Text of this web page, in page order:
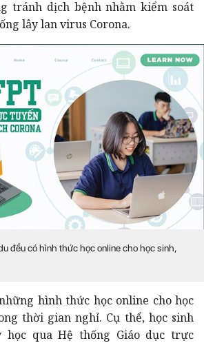
tránh dịch bệnh nhằm kiểm soát
lây lan virus Corona.
đều có hình thức học online cho học sinh,
hình thức học online cho học
thời gian nghỉ. Cụ thể, học sinh
học qua Hệ thống Giáo dục trực